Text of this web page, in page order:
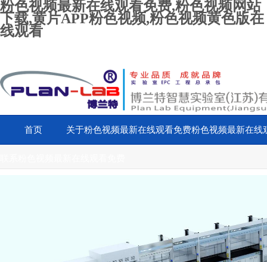
粉色视频最新在线观看免费,粉色视频网站
下载,黄片APP粉色视频,粉色视频黄色版在
线观看
首页 关于粉色视频最新在线观看免费粉色视频最新在线